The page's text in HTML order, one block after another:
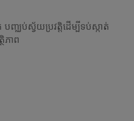
ញ្ឈប់ស្វ័យប្រវត្តិដើម្បីទប់ស្កាត់
ភាព